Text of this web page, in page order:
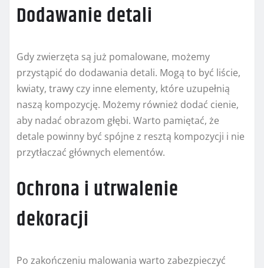
Dodawanie detali
Gdy zwierzęta są już pomalowane, możemy
przystąpić do dodawania detali. Mogą to być liście,
kwiaty, trawy czy inne elementy, które uzupełnią
naszą kompozycję. Możemy również dodać cienie,
aby nadać obrazom głębi. Warto pamiętać, że
detale powinny być spójne z resztą kompozycji i nie
przytłaczać głównych elementów.
Ochrona i utrwalenie
dekoracji
Po zakończeniu malowania warto zabezpieczyć